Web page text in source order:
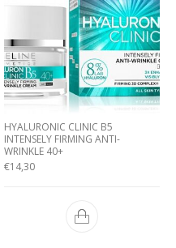
HYALURONIC CLINIC B5
INTENSELY FIRMING ANTI-
WRINKLE 40+
€14,30